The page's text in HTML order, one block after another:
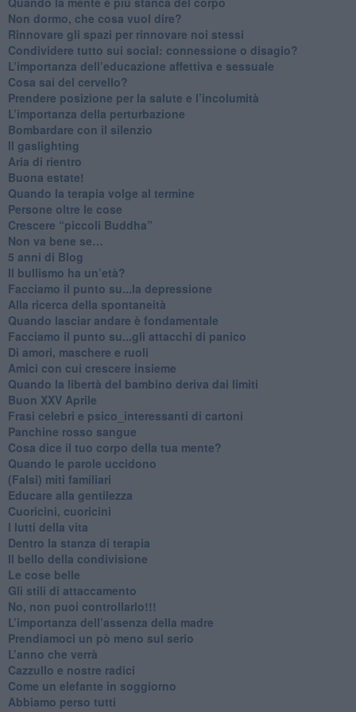
Non dormo, che cosa vuol dire?
​Rinnovare gli spazi per rinnovare noi stessi
​Condividere tutto sui social: connessione o disagio?
​L’importanza dell’educazione affettiva e sessuale
​Cosa sai del cervello?
Prendere posizione per la salute e l’incolumità
L’importanza della perturbazione
​Bombardare con il silenzio
Il gaslighting
Aria di rientro
Buona estate!
​Quando la terapia volge al termine
​Persone oltre le cose
​Crescere “piccoli Buddha”
Non va bene se…
​5 anni di Blog
​Il bullismo ha un’età?
Facciamo il punto su...la depressione
​Alla ricerca della spontaneità
​Quando lasciar andare è fondamentale
Facciamo il punto su...gli attacchi di panico
Di amori, maschere e ruoli
​Amici con cui crescere insieme
​Quando la libertà del bambino deriva dai limiti
Buon XXV Aprile
​Frasi celebri e psico_interessanti di cartoni
​Panchine rosso sangue
​Cosa dice il tuo corpo della tua mente?
​Quando le parole uccidono
​(Falsi) miti familiari
​Educare alla gentilezza
​Cuoricini, cuoricini
I lutti della vita
​Dentro la stanza di terapia
​Il bello della condivisione
Le cose belle
​Gli stili di attaccamento
No, non puoi controllarlo!!!
​L’importanza dell’assenza della madre
​Prendiamoci un pò meno sul serio
​L’anno che verrà
​Cazzullo e nostre radici
​Come un elefante in soggiorno
​Abbiamo perso tutti